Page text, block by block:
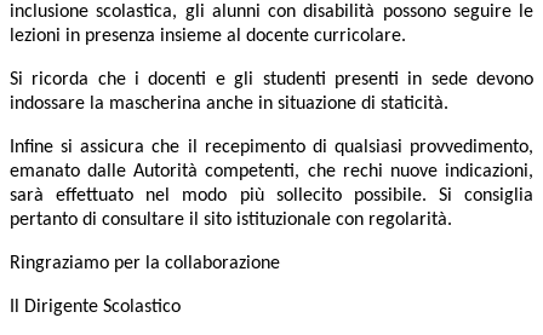
inclusione scolastica, gli alunni con disabilità possono seguire le
lezioni in presenza insieme al docente curricolare.
Si ricorda che i docenti e gli studenti presenti in sede devono
indossare la mascherina anche in situazione di staticità.
Infine si assicura che il recepimento di qualsiasi provvedimento,
emanato dalle Autorità competenti, che rechi nuove indicazioni,
sarà effettuato nel modo più sollecito possibile. Si consiglia
pertanto di consultare il sito istituzionale con regolarità.
Ringraziamo per la collaborazione
Il Dirigente Scolastico